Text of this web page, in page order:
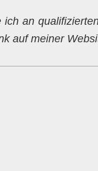
ich an
auf meiner